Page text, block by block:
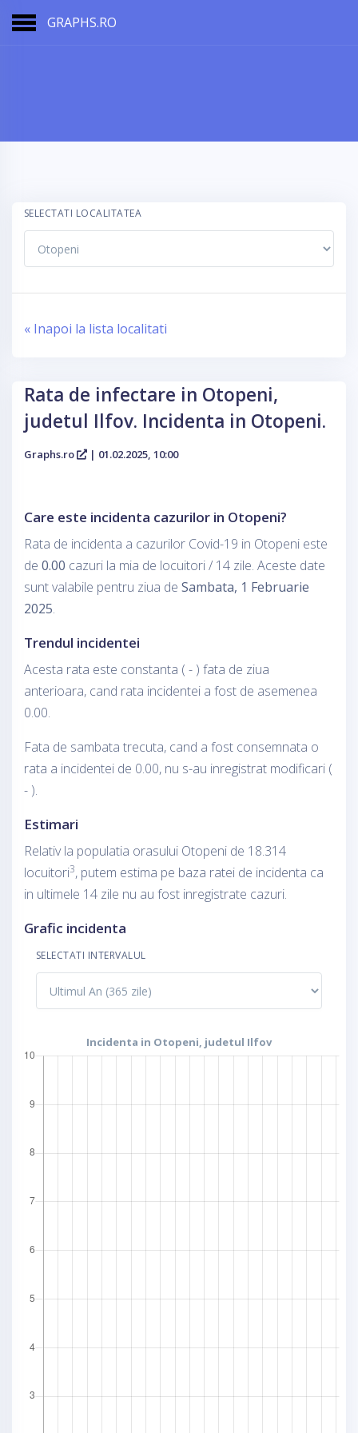
GRAPHS.RO
SELECTATI LOCALITATEA
« Inapoi la lista localitati
Rata de infectare in Otopeni,
judetul Ilfov. Incidenta in Otopeni.
Graphs.ro | 01.02.2025, 10:00
Care este incidenta cazurilor in Otopeni?
Rata de incidenta a cazurilor Covid-19 in Otopeni este
de 0.00 cazuri la mia de locuitori / 14 zile. Aceste date
sunt valabile pentru ziua de Sambata, 1 Februarie
2025.
Trendul incidentei
Acesta rata este constanta ( - ) fata de ziua
anterioara, cand rata incidentei a fost de asemenea
0.00.
Fata de sambata trecuta, cand a fost consemnata o
rata a incidentei de 0.00, nu s-au inregistrat modificari (
- ).
Estimari
Relativ la populatia orasului Otopeni de 18.314
locuitori3, putem estima pe baza ratei de incidenta ca
in ultimele 14 zile nu au fost inregistrate cazuri.
Grafic incidenta
SELECTATI INTERVALUL